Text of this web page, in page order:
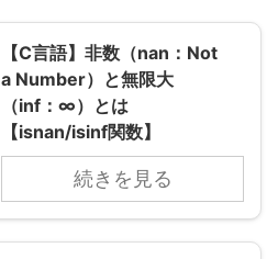
【C言語】非数（nan：Not
a Number）と無限大
（inf：∞）とは
【isnan/isinf関数】
続きを見る